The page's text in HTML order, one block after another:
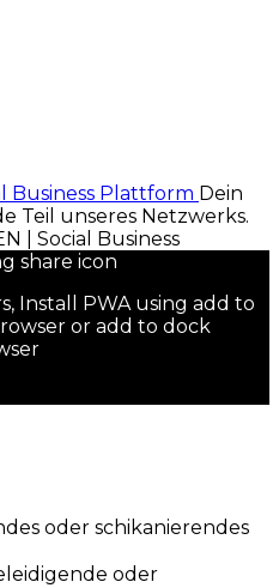
Business Plattform Dein
Teil unseres Netzwerks.
| Social Business
Install PWA using add to
or add to dock
oder schikanierendes
oder